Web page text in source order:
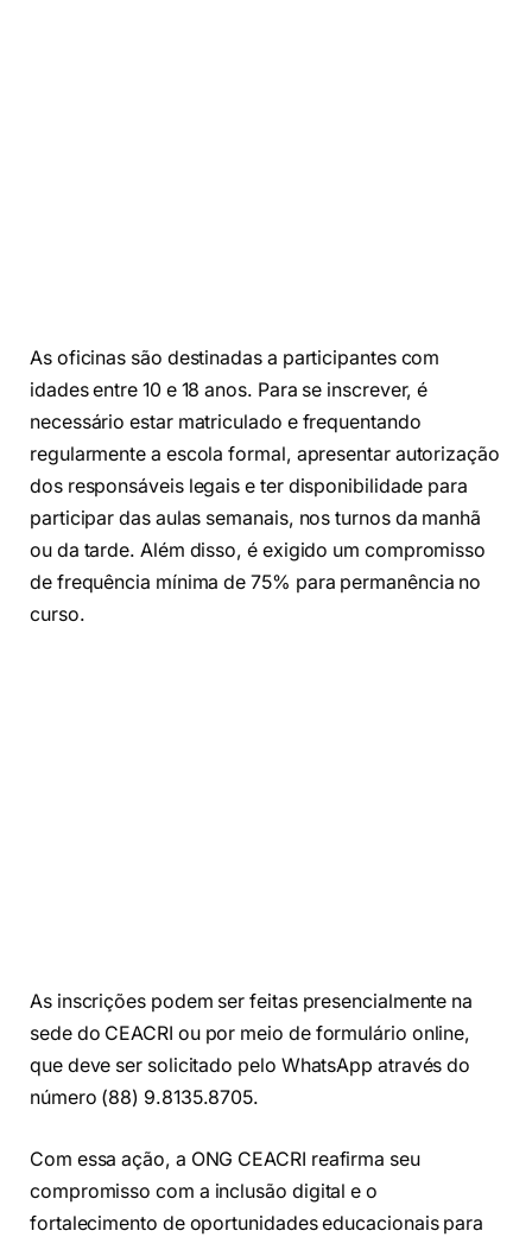
As oficinas são destinadas a participantes com
idades entre 10 e 18 anos. Para se inscrever, é
necessário estar matriculado e frequentando
regularmente a escola formal, apresentar autorização
dos responsáveis legais e ter disponibilidade para
participar das aulas semanais, nos turnos da manhã
ou da tarde. Além disso, é exigido um compromisso
de frequência mínima de 75% para permanência no
curso.
As inscrições podem ser feitas presencialmente na
sede do CEACRI ou por meio de formulário online,
que deve ser solicitado pelo WhatsApp através do
número (88) 9.8135.8705.
Com essa ação, a ONG CEACRI reafirma seu
compromisso com a inclusão digital e o
fortalecimento de oportunidades educacionais para